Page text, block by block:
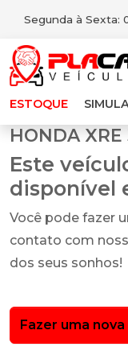
Segunda à Sexta:
ESTOQUE
HONDA
Este
disponível
Você pode fazer
contato com
dos seus sonhos!
Fazer uma